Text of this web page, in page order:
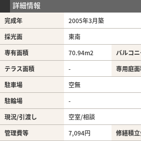
詳細情報
完成年
2005年3月築
採光面
東南
専有面積
70.94m2 バルコ
テラス面積
- 専用庭
駐車場
空無
駐輪場
-
現況/引渡し
空室/相談
管理費等
7,094円 修繕積